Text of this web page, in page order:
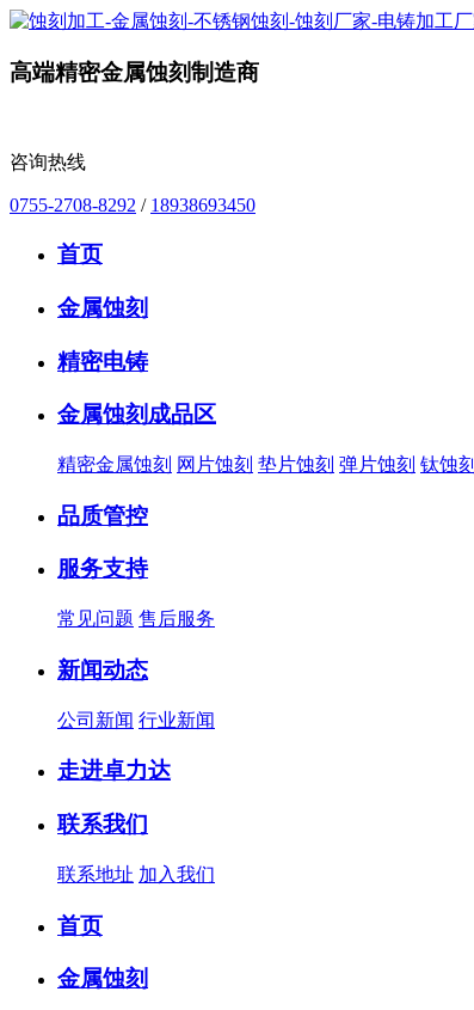
高端精密金属蚀刻制造商
咨询热线
0755-2708-8292 / 18938693450
首页
金属蚀刻
精密电铸
金属蚀刻成品区
精密金属蚀刻 网片蚀刻 垫片蚀刻 弹片蚀刻 钛蚀刻
品质管控
服务支持
常见问题 售后服务
新闻动态
公司新闻 行业新闻
走进卓力达
联系我们
联系地址 加入我们
首页
金属蚀刻